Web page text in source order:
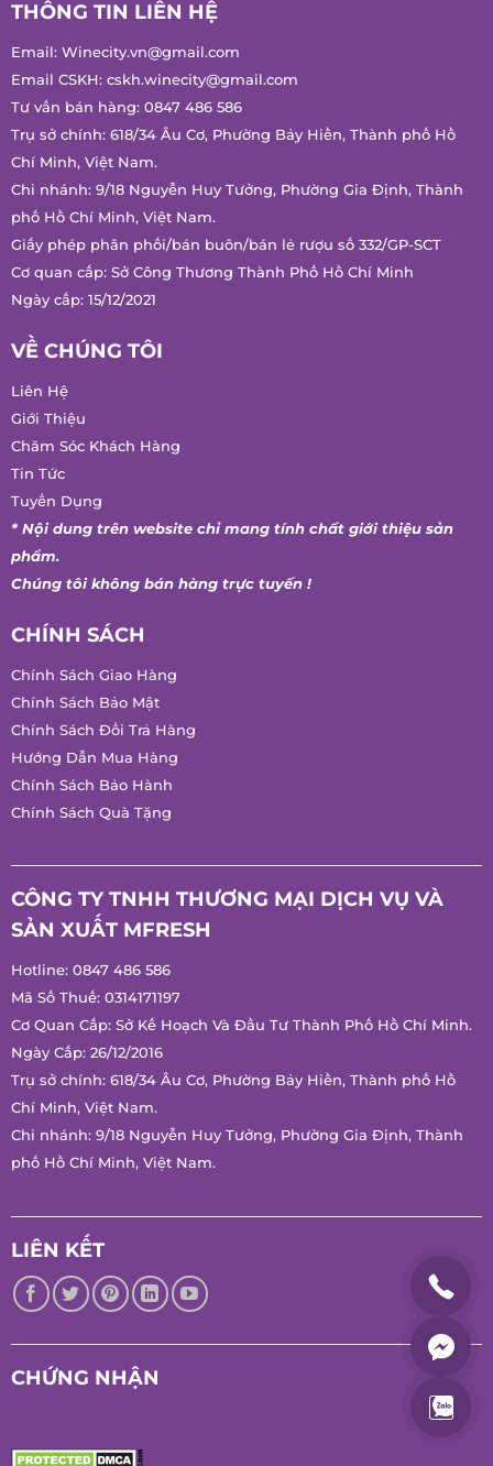
THÔNG TIN LIÊN HỆ
Email: Winecity.vn@gmail.com
Email CSKH: cskh.winecity@gmail.com
Tư vấn bán hàng: 0847 486 586
Trụ sở chính: 618/34 Âu Cơ, Phường Bảy Hiền, Thành phố Hồ
Chí Minh, Việt Nam.
Chi nhánh: 9/18 Nguyễn Huy Tưởng, Phường Gia Định, Thành
phố Hồ Chí Minh, Việt Nam.
Giấy phép phân phối/bán buôn/bán lẻ rượu số 332/GP-SCT
Cơ quan cấp: Sở Công Thương Thành Phố Hồ Chí Minh
Ngày cấp: 15/12/2021
VỀ CHÚNG TÔI
Liên Hệ
Giới Thiệu
Chăm Sóc Khách Hàng
Tin Tức
Tuyển Dụng
* Nội dung trên website chỉ mang tính chất giới thiệu sản
phẩm.
Chúng tôi không bán hàng trực tuyến !
CHÍNH SÁCH
Chính Sách Giao Hàng
Chính Sách Bảo Mật
Chính Sách Đổi Trả Hàng
Hướng Dẫn Mua Hàng
Chính Sách Bảo Hành
Chính Sách Quà Tặng
CÔNG TY TNHH THƯƠNG MẠI DỊCH VỤ VÀ
SẢN XUẤT MFRESH
Hotline: 0847 486 586
Mã Số Thuế: 0314171197
Cơ Quan Cấp: Sở Kế Hoạch Và Đầu Tư Thành Phố Hồ Chí Minh.
Ngày Cấp: 26/12/2016
Trụ sở chính: 618/34 Âu Cơ, Phường Bảy Hiền, Thành phố Hồ
Chí Minh, Việt Nam.
Chi nhánh: 9/18 Nguyễn Huy Tưởng, Phường Gia Định, Thành
phố Hồ Chí Minh, Việt Nam.
LIÊN KẾT
CHỨNG NHẬN